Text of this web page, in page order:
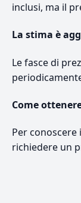
inclusi, ma il
La stima è
Le fasce di
Come
Per
richiedere un